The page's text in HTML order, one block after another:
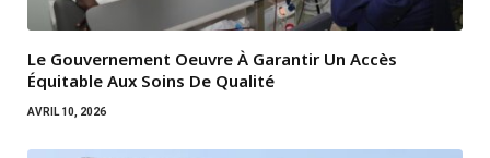
Le Gouvernement Oeuvre À Garantir Un Accès
Équitable Aux Soins De Qualité
AVRIL 10, 2026